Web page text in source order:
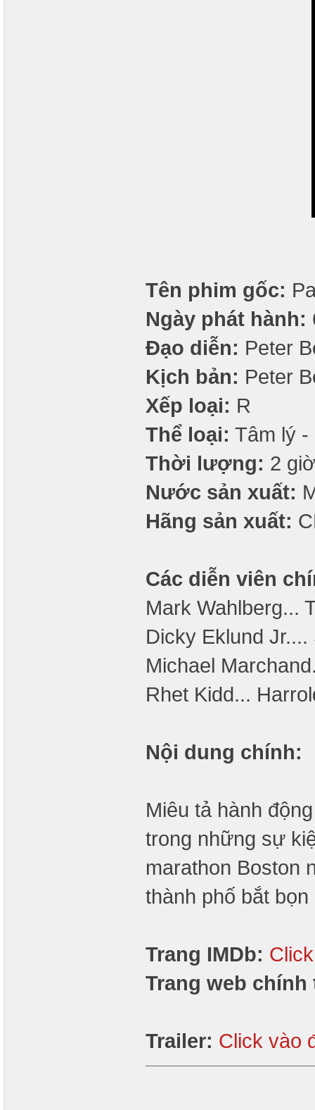
Tên phim gốc:
Ngày phát hành:
Đạo diễn: Peter
Kịch bản: Peter
Xếp loại: R
Thể loại: Tâm lý
Thời lượng: 2
Nước sản xuất:
Hãng sản xuất:
Các diễn viên
Mark Wahlberg...
Dicky Eklund
Michael
Rhet Kidd...
Nội dung chính:
Miêu tả hành
trong những sự
marathon Boston
thành phố bắt
Trang IMDb:
Trang web
Trailer: Click vào